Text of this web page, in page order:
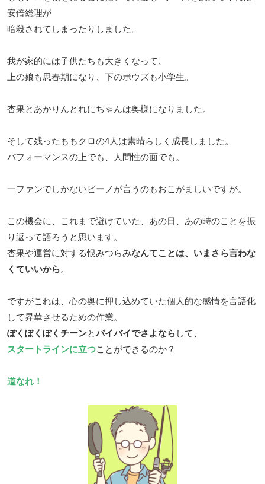
安倍総理が
暗殺されてしまったりしました。
我が家的には子供たちも大きくなって、
上の娘も思春期になり、下のボウズも小学生。
杏果とあかりんとれにちゃんは奥様になりました。
そして残ったももクロの4人は素晴らしく成長しました。
パフォーマンスの上でも、人間性の面でも。
一ファンでしかないビーノが言うのもおこがましいですが。
この機会に、これまで避けていた、あの日、あの時のことを振
り返って語ろうと思います。
杏果や運営に対する恨みつらみなんてことは、いまさら言わな
くていいから。
ですがこれは、心の奥に押し込めていた個人的な感情を言語化
して昇華させるための作業。
ぽくぽくぽくチーンとバイバイでさよなら して、
スタートラインに立つことができるのか？
道なれ！